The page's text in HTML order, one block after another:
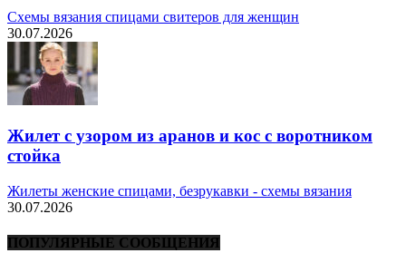
Схемы вязания спицами свитеров для женщин
30.07.2026
Жилет с узором из аранов и кос с воротником
стойка
Жилеты женские спицами, безрукавки - схемы вязания
30.07.2026
ПОПУЛЯРНЫЕ СООБЩЕНИЯ